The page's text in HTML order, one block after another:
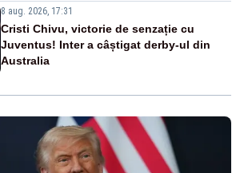
8 aug. 2026, 17:31
Cristi Chivu, victorie de senzație cu
Juventus! Inter a câștigat derby-ul din
Australia